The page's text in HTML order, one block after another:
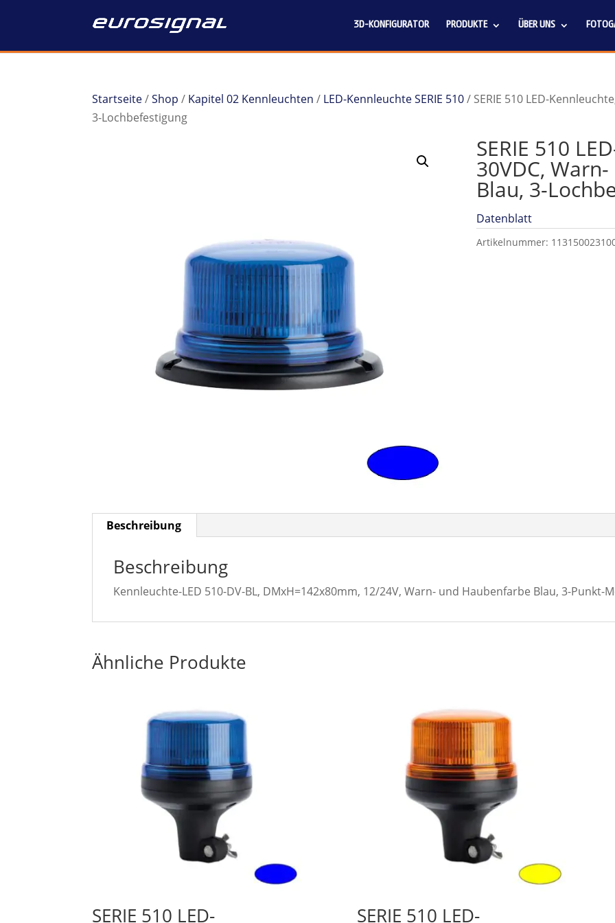
3D-KONFIGURATOR PRODUKTE ÜBER UNS
Startseite/Shop / Kapitel 02 Kennleuchten / LED-Kennleuchte SERIE 510/ SERIE 510 LED-
3-Lochbefestigung
SERIE 510
30VDC,
Blau, 3-
Datenblatt
Artikelnummer:
Beschreibung
Beschreibung
Kennleuchte-LED 510-DV-BL, DMxH=142x80mm, 12/24V, Warn- und Haubenfarbe Blau, 3-Punkt-
Ähnliche Produkte
SERIE 510 LED- SERIE 510 LED-